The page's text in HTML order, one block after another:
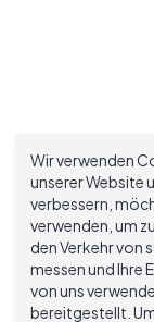
Wir verwenden
unserer Website
verbessern,
verwenden, um
den Verkehr von
messen und Ihre
von uns
bereitgestellt.